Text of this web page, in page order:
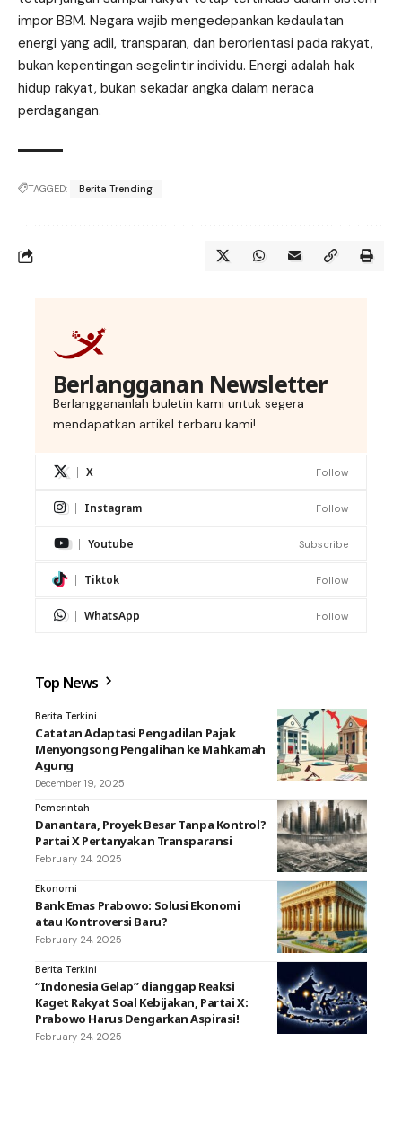
impor BBM. Negara wajib mengedepankan kedaulatan
energi yang adil, transparan, dan berorientasi pada rakyat,
bukan kepentingan segelintir individu. Energi adalah hak
hidup rakyat, bukan sekadar angka dalam neraca
perdagangan.
TAGGED: Berita Trending
Berlangganan Newsletter
Berlanggananlah buletin kami untuk segera
mendapatkan artikel terbaru kami!
X Follow
Instagram Follow
Youtube Subscribe
Tiktok Follow
WhatsApp Follow
Top News
Berita Terkini
Catatan Adaptasi Pengadilan Pajak
Menyongsong Pengalihan ke Mahkamah
Agung
December 19, 2025
Pemerintah
Danantara, Proyek Besar Tanpa Kontrol?
Partai X Pertanyakan Transparansi
February 24, 2025
Ekonomi
Bank Emas Prabowo: Solusi Ekonomi
atau Kontroversi Baru?
February 24, 2025
Berita Terkini
“Indonesia Gelap” dianggap Reaksi
Kaget Rakyat Soal Kebijakan, Partai X:
Prabowo Harus Dengarkan Aspirasi!
February 24, 2025